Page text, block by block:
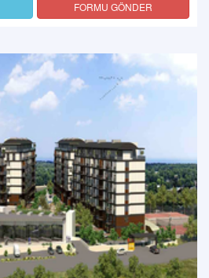
FORMU GÖNDER